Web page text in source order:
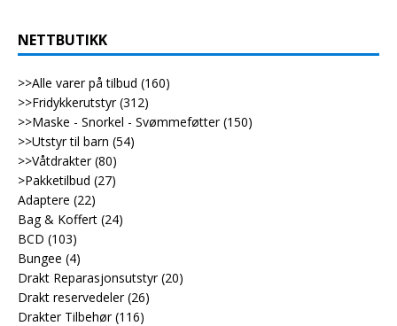
NETTBUTIKK
>>Alle varer på tilbud (160)
>>Fridykkerutstyr (312)
>>Maske - Snorkel - Svømmeføtter (150)
>>Utstyr til barn (54)
>>Våtdrakter (80)
>Pakketilbud (27)
Adaptere (22)
Bag & Koffert (24)
BCD (103)
Bungee (4)
Drakt Reparasjonsutstyr (20)
Drakt reservedeler (26)
Drakter Tilbehør (116)